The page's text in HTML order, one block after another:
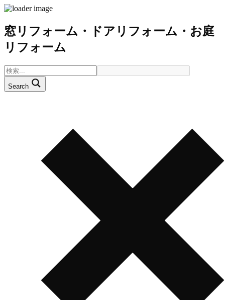
窓リフォーム・ドアリフォーム・お庭
リフォーム
Search